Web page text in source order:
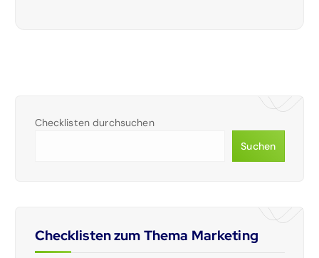
Checklisten durchsuchen
Suchen
Checklisten zum Thema Marketing